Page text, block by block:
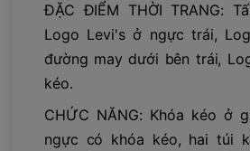
ĐẶC ĐIỂM THỜI TRANG:
Logo Levi's ở ngực trái,
đường may dưới bên trái,
kéo.
CHỨC NĂNG: Khóa kéo ở
ngực có khóa kéo, hai túi